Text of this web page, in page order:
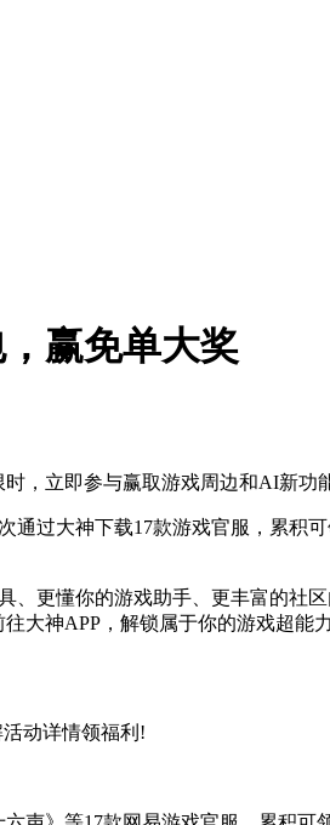
赢免单大奖
，立即参与赢取游戏周边和AI新功
过大神下载17款游戏官服，累积
更懂你的游戏助手、更丰富的社
大神APP，解锁属于你的游戏超能
动详情领福利!